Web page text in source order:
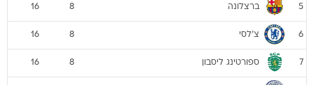
5 ברצלונה 8
16
6 צ'לסי 8
16
7 ספורטינג ליסבון 8
16